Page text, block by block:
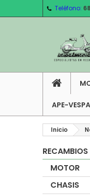
Teléfono:
APE-
Inicio
MOTOR
CHASIS